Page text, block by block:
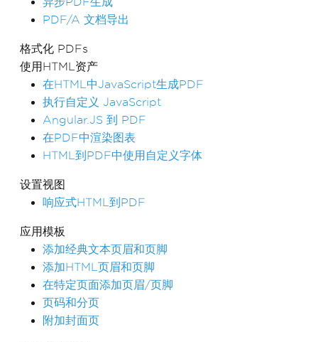
PDF/A 文档导出
格式化 PDFs
使用HTML资产
在HTML中JavaScript生成PDF
执行自定义 JavaScript
Angular.JS 到 PDF
在PDF中渲染图表
HTML到PDF中使用自定义字体
设置视图
响应式HTML到PDF
应用模板
添加经典文本页眉和页脚
添加HTML页眉和页脚
在特定页面添加页眉/页脚
页码和分页
附加封面页